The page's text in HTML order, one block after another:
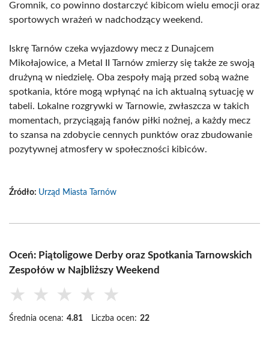
Gromnik, co powinno dostarczyć kibicom wielu emocji oraz
sportowych wrażeń w nadchodzący weekend.
Iskrę Tarnów czeka wyjazdowy mecz z Dunajcem
Mikołajowice, a Metal II Tarnów zmierzy się także ze swoją
drużyną w niedzielę. Oba zespoły mają przed sobą ważne
spotkania, które mogą wpłynąć na ich aktualną sytuację w
tabeli. Lokalne rozgrywki w Tarnowie, zwłaszcza w takich
momentach, przyciągają fanów piłki nożnej, a każdy mecz
to szansa na zdobycie cennych punktów oraz zbudowanie
pozytywnej atmosfery w społeczności kibiców.
Źródło: Urząd Miasta Tarnów
Oceń: Piątoligowe Derby oraz Spotkania Tarnowskich
Zespołów w Najbliższy Weekend
★ ★ ★ ★ ★
Średnia ocena: 4.81 Liczba ocen: 22